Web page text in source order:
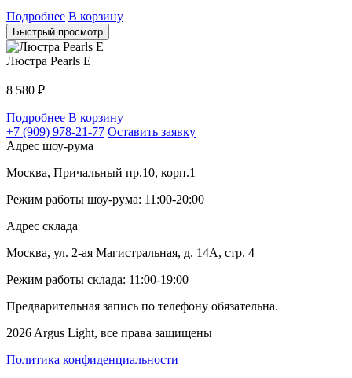
Подробнее В корзину
Быстрый просмотр
Люстра Pearls E
8 580 ₽
Подробнее В корзину
+7 (909) 978-21-77 Оставить заявку
Адрес шоу-рума
Москва, Причальный пр.10, корп.1
Режим работы шоу-рума: 11:00-20:00
Адрес склада
Москва, ул. 2-ая Магистральная, д. 14А, стр. 4
Режим работы склада: 11:00-19:00
Предварительная запись по телефону обязательна.
2026 Argus Light, все права защищены
Политика конфиденциальности